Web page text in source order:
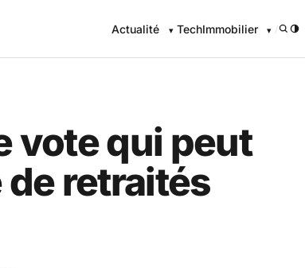
Actualité TechImmobilier /
vote qui peut
de retraités